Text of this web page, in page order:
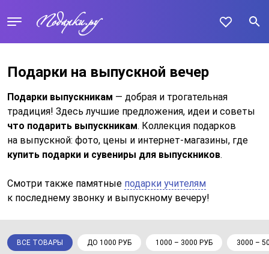
Подарки на выпускной вечер
Подарки выпускникам — добрая и трогательная
традиция! Здесь лучшие предложения, идеи и советы
что подарить выпускникам. Коллекция подарков
на выпускной: фото, цены и интернет-магазины, где
купить подарки и сувениры для выпускников.
Смотри также памятные подарки учителям
к последнему звонку и выпускному вечеру!
ВСЕ ТОВАРЫ ДО 1000 РУБ 1000 – 3000 РУБ 3000 –